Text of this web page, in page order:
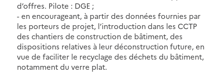
d’offres. Pilote : DGE ;
- en encourageant, à partir des données fournies par
les porteurs de projet, l’introduction dans les CCTP
des chantiers de construction de bâtiment, des
dispositions relatives à leur déconstruction future, en
vue de faciliter le recyclage des déchets du bâtiment,
notamment du verre plat.